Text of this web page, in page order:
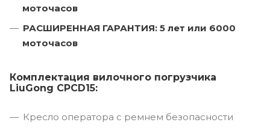
моточасов
РАСШИРЕННАЯ ГАРАНТИЯ: 5 лет или 6000
моточасов
Комплектация вилочного погрузчика
LiuGong CPCD15:
Кресло оператора с ремнем безопасности